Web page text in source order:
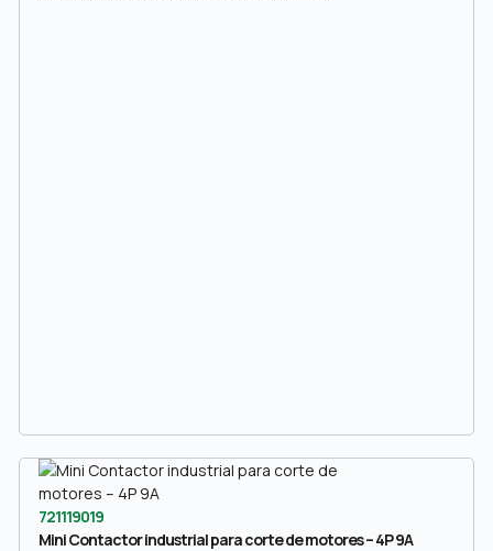
721119019
Mini Contactor industrial para corte de motores – 4P 9A